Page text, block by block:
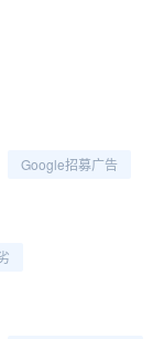
Google招募广告